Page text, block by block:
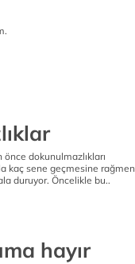
önce dokunulmazlıkları
kaç sene geçmesine rağmen
duruyor. Öncelikle bu..
hayır